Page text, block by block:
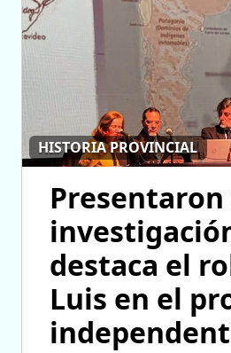
HISTORIA PROVINCIAL
Presentaron
destaca el
Luis en el